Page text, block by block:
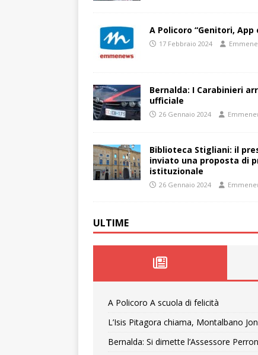
A Policoro “Genitori, App
17 Febbraio 2024
Bernalda: I Carabinieri
ufficiale
26 Gennaio 2024
Biblioteca Stigliani: il
inviato una proposta di
istituzionale
26 Gennaio 2024
ULTIME
A Policoro A scuola di felicità
L’Isis Pitagora chiama, Montalbano
Bernalda: Si dimette l’Assessore